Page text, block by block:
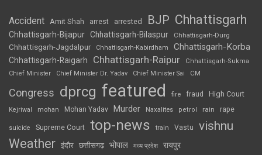
Accident Amit Shah arrest arrested BJP Chhattisgarh
Chhattisgarh-Bijapur Chhattisgarh-Bilaspur Chhattisgarh-Durg
Chhattisgarh-Jagdalpur Chhattisgarh-Kabirdham Chhattisgarh-Korba
Chhattisgarh-Raigarh Chhattisgarh-Raipur
Chhattisgarh-Sukma
Chief Minister
Chief Minister Dr. Yadav Chief Minister Sai CM
Congress dprcg featured fire fraud High Court
Kejriwal mohan Mohan Yadav Murder Naxalites petrol rain rape
suicide Supreme Court top-news train Vastu vishnu
Weather इंदौर छत्तीसगढ़ भोपाल मध्य प्रदेश रायपुर